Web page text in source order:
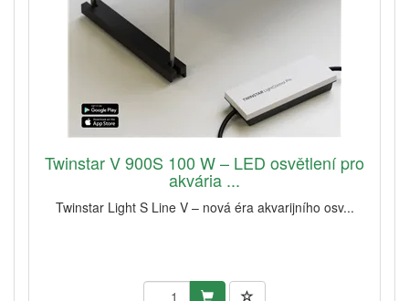
Twinstar V 900S 100 W – LED osvětlení pro
akvária ...
Twinstar Light S Line V – nová éra akvarijního osv...